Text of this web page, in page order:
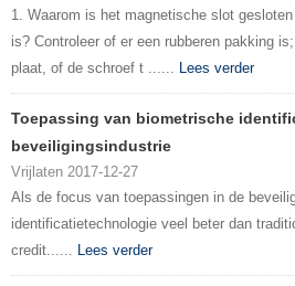
1. Waarom is het magnetische slot
is? Controleer of er een rubberen pakking
plaat, of de schroef t ...... Lees verder
Toepassing van biometrische
beveiligingsindustrie
Vrijlaten 2017-12-27
Als de focus van toepassingen in de
identificatietechnologie veel beter dan
credit...... Lees verder